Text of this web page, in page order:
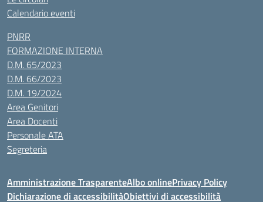
Calendario eventi
PNRR
FORMAZIONE INTERNA
D.M. 65/2023
D.M. 66/2023
D.M. 19/2024
Area Genitori
Area Docenti
Personale ATA
Segreteria
Amministrazione TrasparenteAlbo onlinePrivacy Policy
Dichiarazione di accessibilitàObiettivi di accessibilità